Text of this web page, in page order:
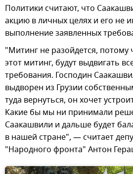
Политики считают, что
акцию в личных целях и его не
выполнение заявленных
"Митинг не разойдется, потому
этот митинг, будут выдвигать
требования. Господин
выдворен из Грузии
туда вернуться, он хочет
Какие бы мы ни принимали
Саакашвили и дальше будет
в нашей стране", — считает
"Народного фронта" Антон